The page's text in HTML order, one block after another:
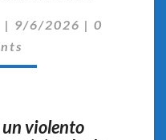
| 9/6/2026 | 0
violento